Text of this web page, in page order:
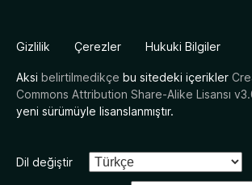
Gizlilik Çerezler Hukuki Bilgiler
Aksi belirtilmedikçe bu sitedeki içerikler
Commons Attribution Share-Alike Lisansı
yeni sürümüyle lisanslanmıştır.
Dil değiştir